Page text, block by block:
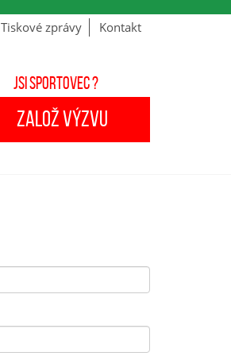
Tiskové zprávy Kontakt
Jsi sportovec ?
ZALOŽ VÝZVU